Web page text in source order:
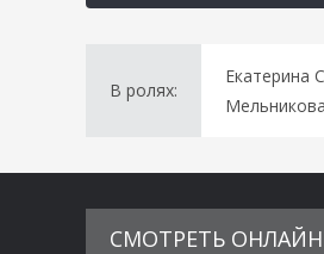
В ролях:
Екатерина
СМОТРЕТЬ